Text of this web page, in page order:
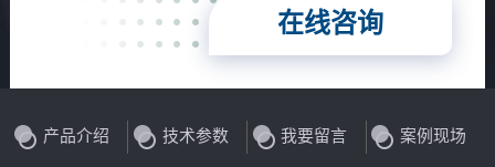
在线咨询
产品介绍 技术参数 我要留言 案例现场